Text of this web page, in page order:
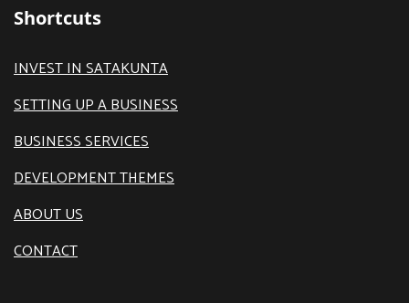
Shortcuts
INVEST IN SATAKUNTA
SETTING UP A BUSINESS
BUSINESS SERVICES
DEVELOPMENT THEMES
ABOUT US
CONTACT